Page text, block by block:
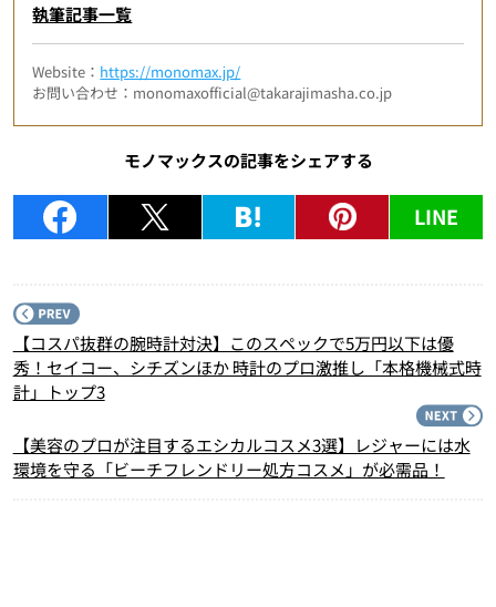
執筆記事一覧
Website： https://monomax.jp/
お問い合わせ：monomaxofficial@takarajimasha.co.jp
モノマックスの記事をシェアする
LINE
【コスパ抜群の腕時計対決】このスペックで5万円以下は優
秀！セイコー、シチズンほか 時計のプロ激推し「本格機械式時
計」トップ3
【美容のプロが注目するエシカルコスメ3選】レジャーには水
環境を守る「ビーチフレンドリー処方コスメ」が必需品！